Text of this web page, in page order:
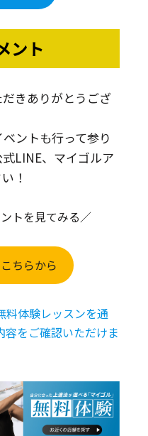
ント
きありがとうござ
ントも行って参り
LINE、マイゴルア
！
トを見てみる／
ちらから
料体験レッスンを通
容をご確認いただけま